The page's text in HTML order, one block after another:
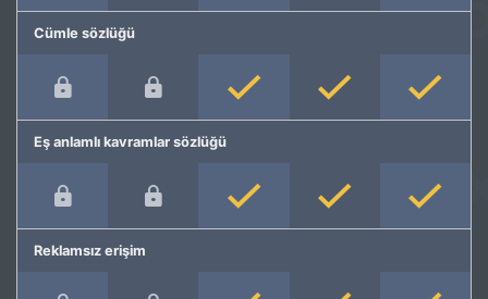
Cümle sözlüğü
Eş anlamlı kavramlar sözlüğü
Reklamsız erişim